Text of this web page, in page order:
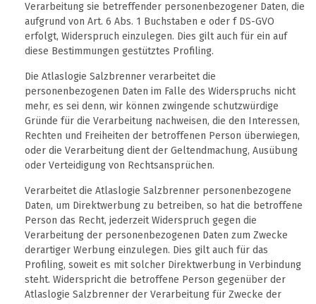
Verarbeitung sie betreffender personenbezogener Daten, die
aufgrund von Art. 6 Abs. 1 Buchstaben e oder f DS-GVO
erfolgt, Widerspruch einzulegen. Dies gilt auch für ein auf
diese Bestimmungen gestütztes Profiling.
Die Atlaslogie Salzbrenner verarbeitet die
personenbezogenen Daten im Falle des Widerspruchs nicht
mehr, es sei denn, wir können zwingende schutzwürdige
Gründe für die Verarbeitung nachweisen, die den Interessen,
Rechten und Freiheiten der betroffenen Person überwiegen,
oder die Verarbeitung dient der Geltendmachung, Ausübung
oder Verteidigung von Rechtsansprüchen.
Verarbeitet die Atlaslogie Salzbrenner personenbezogene
Daten, um Direktwerbung zu betreiben, so hat die betroffene
Person das Recht, jederzeit Widerspruch gegen die
Verarbeitung der personenbezogenen Daten zum Zwecke
derartiger Werbung einzulegen. Dies gilt auch für das
Profiling, soweit es mit solcher Direktwerbung in Verbindung
steht. Widerspricht die betroffene Person gegenüber der
Atlaslogie Salzbrenner der Verarbeitung für Zwecke der